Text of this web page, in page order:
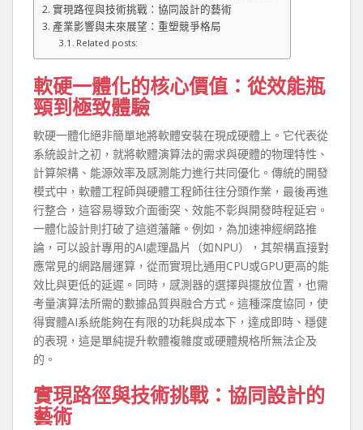
實現路徑與技術挑戰：協同設計的藝術
產業影響與未來展望：重塑競爭格局
Related posts:
軟硬一體化的核心價值：從效能瓶
頸到極致體驗
軟硬一體化絕非簡單地將軟體安裝在現成硬體上。它代表從
系統設計之初，就將軟體演算法的需求與硬體的物理特性、
計算架構、能源效率及感測能力進行共同優化。傳統的開發
模式中，軟體工程師與硬體工程師往往分頭作業，最後再進
行整合，這容易導致介面衝突、效能不彰與開發時程延宕。
一體化設計則打破了這道藩籬。例如，為加速神經網路推
論，可以設計專用的AI處理晶片（如NPU），其架構直接對
應常見的網路層運算，從而實現比通用CPU或GPU更高的能
效比與更低的延遲。同時，感測器的選擇與擺放位置，也需
考量演算法所需的數據品質與融合方式。這種深度協同，使
得實體AI系統能夠在有限的功耗與成本下，達成即時、穩健
的表現，這是單純提升軟體複雜度或硬體規格所無法企及
的。
實現路徑與技術挑戰：協同設計的
藝術